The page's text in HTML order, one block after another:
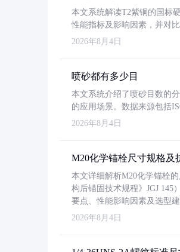
本文系统解读T2紫铜的国标
性能指标及影响因素，并对
2026年8月4日
喷砂都有多少目
本文系统介绍了喷砂目数的
的应用场景。数据来源包括
2026年8月4日
M20化学锚栓尺寸规格及
本文详细解析M20化学锚栓
构后锚固技术规程》JGJ 145
要点、性能影响因素及选型
2026年8月4日